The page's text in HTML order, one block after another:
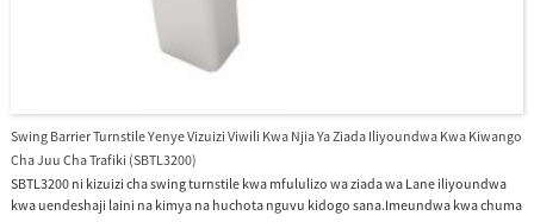
Swing Barrier Turnstile Yenye Vizuizi Viwili Kwa Njia Ya Ziada Iliyoundwa Kwa Kiwango
Cha Juu Cha Trafiki (SBTL3200)
SBTL3200 ni kizuizi cha swing turnstile kwa mfululizo wa ziada wa Lane iliyoundwa
kwa uendeshaji laini na kimya na huchota nguvu kidogo sana.Imeundwa kwa chuma